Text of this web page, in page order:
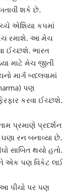
શકે છે.
એશિયા કપમાં
મેચ રમાશે. આ મેચ
ઈચ્છશે. ભારત
માટે મેચ જીતી
માર્ગ બદલવામાં
પણ
કરવા ઈચ્છશે.
પ્રમાણે પ્રદર્શન
રન બનાવ્યા છે.
સાબિત થયો હતો.
એક પણ વિકેટ લઈ
આ પીચો પર પણ